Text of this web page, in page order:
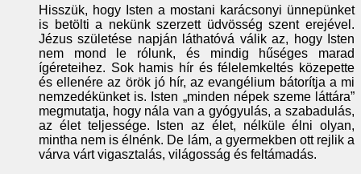
Hisszük, hogy Isten a mostani karácsonyi ünnepünket
is betölti a nekünk szerzett üdvösség szent erejével.
Jézus születése napján láthatóvá válik az, hogy Isten
nem mond le rólunk, és mindig hűséges marad
ígéreteihez. Sok hamis hír és félelemkeltés közepette
és ellenére az örök jó hír, az evangélium bátorítja a mi
nemzedékünket is. Isten „minden népek szeme láttára”
megmutatja, hogy nála van a gyógyulás, a szabadulás,
az élet teljessége. Isten az élet, nélküle élni olyan,
mintha nem is élnénk. De lám, a gyermekben ott rejlik a
várva várt vigasztalás, világosság és feltámadás.